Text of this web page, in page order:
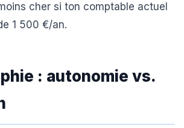
cher si ton comptable actuel
1 500 €/an.
: autonomie vs.